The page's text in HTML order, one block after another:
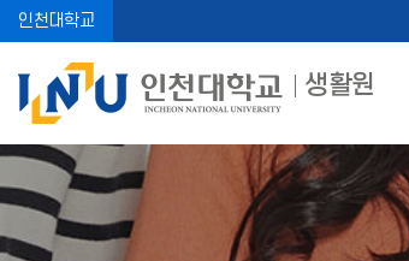
인천대학교
생활원